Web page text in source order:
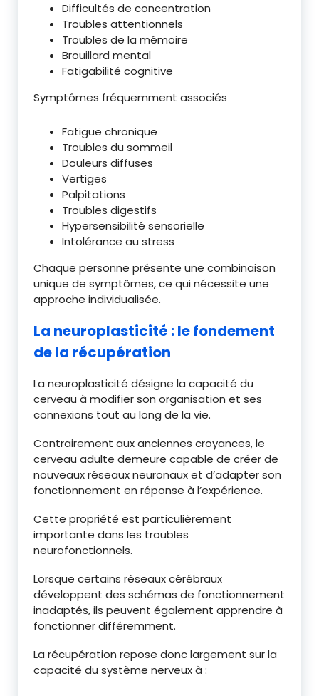
Difficultés de concentration
Troubles attentionnels
Troubles de la mémoire
Brouillard mental
Fatigabilité cognitive
Symptômes fréquemment associés
Fatigue chronique
Troubles du sommeil
Douleurs diffuses
Vertiges
Palpitations
Troubles digestifs
Hypersensibilité sensorielle
Intolérance au stress
Chaque personne présente une combinaison
unique de symptômes, ce qui nécessite une
approche individualisée.
La neuroplasticité : le fondement
de la récupération
La neuroplasticité désigne la capacité du
cerveau à modifier son organisation et ses
connexions tout au long de la vie.
Contrairement aux anciennes croyances, le
cerveau adulte demeure capable de créer de
nouveaux réseaux neuronaux et d’adapter son
fonctionnement en réponse à l’expérience.
Cette propriété est particulièrement
importante dans les troubles
neurofonctionnels.
Lorsque certains réseaux cérébraux
développent des schémas de fonctionnement
inadaptés, ils peuvent également apprendre à
fonctionner différemment.
La récupération repose donc largement sur la
capacité du système nerveux à :